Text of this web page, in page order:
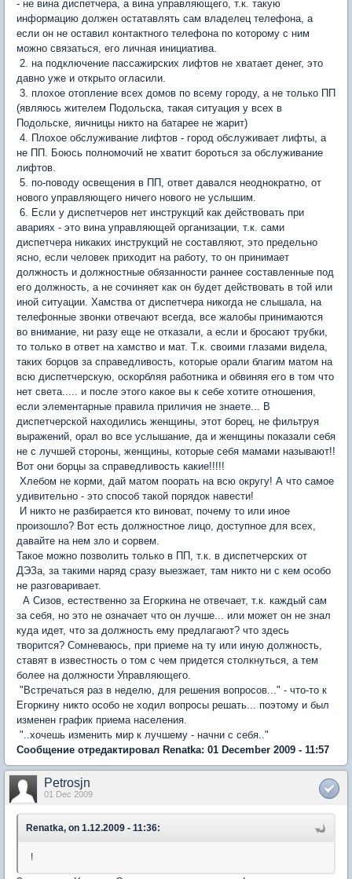
- не вина диспетчера, а вина управляющего, т.к. такую
информацию должен остатавлять сам владелец телефона, а
если он не оставил контактного телефона по которому с ним
можно связаться, его личная инициатива.
2. на подключение пассажирских лифтов не хватает денег, это
давно уже и открыто огласили.
3. плохое отопление всех домов по всему городу, а не только ПП
(являюсь жителем Подольска, такая ситуация у всех в
Подольске, яичницы никто на батарее не жарит)
4. Плохое обслуживание лифтов - город обслуживает лифты, а
не ПП. Боюсь полномочий не хватит бороться за обслуживание
лифтов.
5. по-поводу освещения в ПП, ответ давался неоднократно, от
нового управляющего ничего нового не услышим.
6. Если у диспетчеров нет инструкций как действовать при
авариях - это вина управляющей организации, т.к. сами
диспетчера никаких инструкций не составляют, это предельно
ясно, если человек приходит на работу, то он принимает
должность и должностные обязанности раннее составленные под
его должность, а не сочиняет как он будет действовать в той или
иной ситуации. Хамства от диспетчера никогда не слышала, на
телефонные звонки отвечают всегда, все жалобы принимаются
во внимание, ни разу еще не отказали, а если и бросают трубки,
то только в ответ на хамство и мат. Т.к. своими глазами видела,
таких борцов за справедливость, которые орали благим матом на
всю диспетчерскую, оскорбляя работника и обвиняя его в том что
нет света..... и после этого какое вы к себе хотите отношения,
если элементарные правила приличия не знаете... В
диспетчерской находились женщины, этот борец, не фильтруя
выражений, орал во все услышание, да и женщины показали себя
не с лучшей стороны, женщины, которые себя мамами называют!!
Вот они борцы за справедливость какие!!!!!
Хлебом не корми, дай матом поорать на всю округу! А что самое
удивительно - это способ такой порядок навести!
И никто не разбирается кто виноват, почему то или иное
произошло? Вот есть должностное лицо, доступное для всех,
давайте на нем зло и сорвем.
Такое можно позволить только в ПП, т.к. в диспетчерских от
ДЭЗа, за такими наряд сразу выезжает, там никто ни с кем особо
не разговаривает.
А Сизов, естественно за Егоркина не отвечает, т.к. каждый сам
за себя, но это не означает что он лучше... или может он не знал
куда идет, что за должность ему предлагают? что здесь
творится? Сомневаюсь, при приеме на ту или иную должность,
ставят в известность о том с чем придется столкнуться, а тем
более на должности Управляющего.
"Встречаться раз в неделю, для решения вопросов..." - что-то к
Егоркину никто особо не ходил вопросы решать... поэтому и был
изменен график приема населения.
"..хочешь изменить мир к лучшему - начни с себя.."
Сообщение отредактировал Renatka: 01 December 2009 - 11:57
Petrosjn
01 Dec 2009
Renatka, on 1.12.2009 - 11:36:
!